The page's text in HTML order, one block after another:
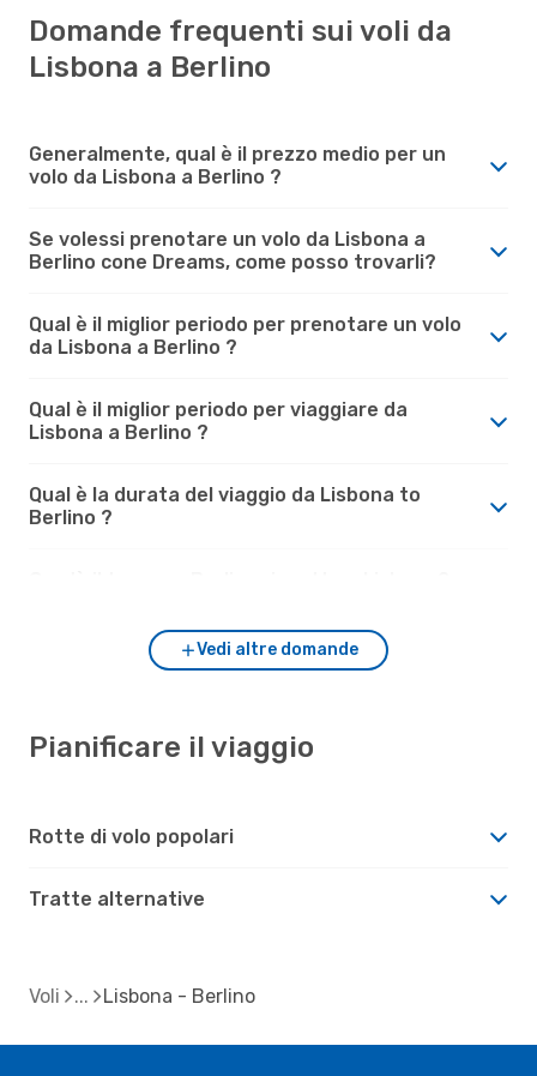
Domande frequenti sui voli da
Lisbona a Berlino
Generalmente, qual è il prezzo medio per un
volo da Lisbona a Berlino ?
Se volessi prenotare un volo da Lisbona a
Berlino cone Dreams, come posso trovarli?
Qual è il miglior periodo per prenotare un volo
da Lisbona a Berlino ?
Qual è il miglior periodo per viaggiare da
Lisbona a Berlino ?
Qual è la durata del viaggio da Lisbona to
Berlino ?
Vedi altre domande
Pianificare il viaggio
Rotte di volo popolari
Tratte alternative
Voli Lisbona - Berlino